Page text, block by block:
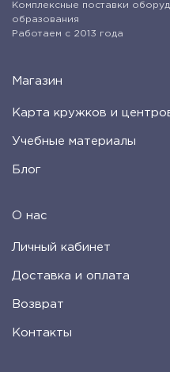
Комплексные поставки
образования
Работаем с 2013 года
Магазин
Карта кружков и
Учебные материалы
Блог
О нас
Личный кабинет
Доставка и оплата
Возврат
Контакты